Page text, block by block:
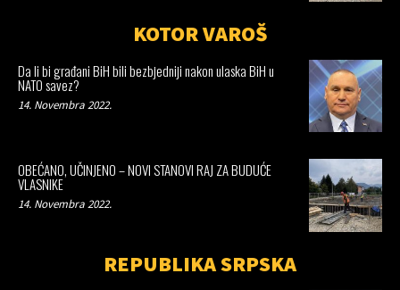
KOTOR VAROŠ
Da li bi građani BiH bili bezbjedniji nakon ulaska BiH u
NATO savez?
14. Novembra 2022.
OBEĆANO, UČINJENO – NOVI STANOVI RAJ ZA BUDUĆE
VLASNIKE
14. Novembra 2022.
REPUBLIKA SRPSKA